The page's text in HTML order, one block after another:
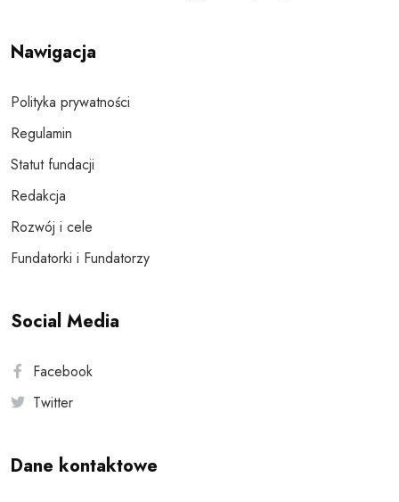
Nawigacja
Polityka prywatności
Regulamin
Statut fundacji
Redakcja
Rozwój i cele
Fundatorki i Fundatorzy
Social Media
Facebook
Twitter
Dane kontaktowe